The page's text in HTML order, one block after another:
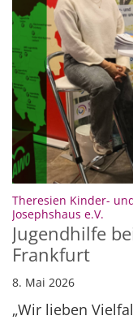
Theresien Kinder-
Josephshaus e.V.
Jugendhilfe
Frankfurt
8. Mai 2026
„Wir lieben